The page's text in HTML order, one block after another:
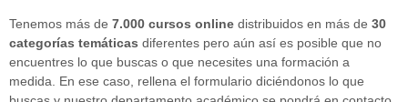
Tenemos más de 7.000 cursos online distribuidos en más de 30
categorías temáticas diferentes pero aún así es posible que no
encuentres lo que buscas o que necesites una formación a
medida. En ese caso, rellena el formulario diciéndonos lo que